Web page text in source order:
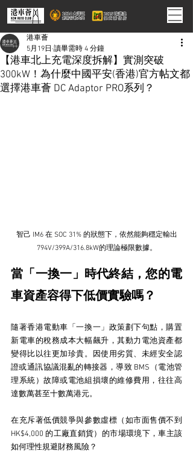
【港車北上充電深度拆解】實測突破
300kW！為什麼中國平安(香港)官方帖文都
選擇港車薈 DC Adaptor PRO系列？
港車薈
5月19日 讀畢需時 4 分鐘
智己 IM6 在 SOC 31% 的狀態下，依然能夠穩定輸出
794V/399A/316.8kW的理論極限數據。
當「一換一」時代終結，您的電
車資產容得下低價實驗嗎？
隨著香港電動車「一換一」政策劃下句點，購置
新電車的稅務成本大幅飆升，其動力電池資產都
變得比以往更加珍貴。因使用劣質、未經安全認
證或通訊協議混亂的轉接器，導致 BMS（電池管
理系統）故障或電池組損壞的維修費用，往往高
達數萬甚至十數萬港元。
在充斥著低價競爭與參數虛標（如市面售價不到
HK$4,000 的工廠直銷貨）的市場環境下，車主該
如何理性規避財務風險？